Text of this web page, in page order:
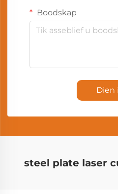
Boodskap
Dien
steel plate laser